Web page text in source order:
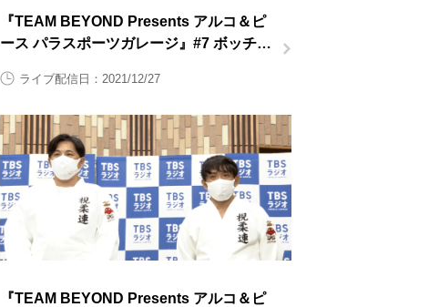
『TEAM BEYOND Presents アルコ＆ピ
ース パラスポーツガレージ』#7 ボッチャ
ライブ配信日：2021/12/27
『TEAM BEYOND Presents アルコ＆ピ